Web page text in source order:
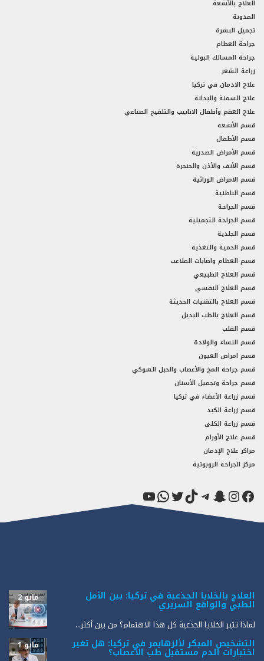
العلاج بالأشعة
المدونة
تجميل البشرة
جراحة العظام
جراحة المسالك البولية
زراعة الشعر
علاج الادمان في تركيا
علاج السمنة والبدانة
علاج العقم وأطفال الانابيب والتلقيح الصناعي
قسم الأشعه
قسم الأطفال
قسم الأمراض الصدرية
قسم الأنف والأذن والحنجرة
قسم الامراض الوراثية
قسم الباطنية
قسم الجراحة
قسم الجراحة التجميلية
قسم الجلدية
قسم الحمية والتغذية
قسم العظام واصابات الملاعب
قسم العلاج الطبيعي
قسم العلاج النفسي
قسم العلاج بالتقنيات الحديثة
قسم العلاج بالطب البديل
قسم القلب
قسم النساء والولادة
قسم امراض العيون
قسم جراحة المخ والأعصاب والحبل الشوكي
قسم جراحة وتجميل الأسنان
قسم زراعة الأعضاء في تركيا
قسم زراعة الكبد
قسم زراعة الكلى
قسم علاج الأورام
مراكز علاج الإدمان
مركز الجراحة الروبوتية
فيسبوك
إنستجرام
سناب شاتتيليجرام
تيك توكتويترواتساب
يوتيوب
العلاج بالخلايا الجذعية في تركيا: بين الأمل
الطبي والواقع السريري
مايو 2
لماذا تثير الخلايا الجذعية كل هذا الاهتمام؟ من بين أكثر...
التشخيص المبكر لألزهايمر في تركيا: هل تغير
اختبارات الدم مستقبل طب الأعصاب؟
مايو 1